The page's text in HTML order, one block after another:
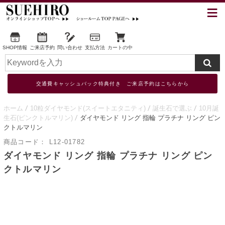
SHOP情報 ご来店予約 問い合わせ 支払方法 カートの中
交通費キャッシュバック特典付き ご来店予約はこちらから
ホーム 10粒ダイヤモンド(スイートエタニティ) 誕生石で選ぶ
10月誕
生石(ピンクトルマリン)
ダイヤモンド リング 指輪 プラチナ リング ピン
クトルマリン
商品コード：
L12-01782
ダイヤモンド リング 指輪 プラチナ リング ピン
クトルマリン